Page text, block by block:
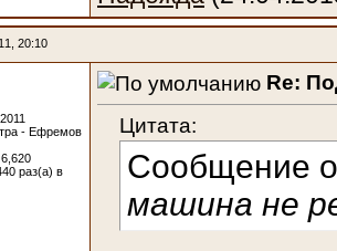
20:10
- Ефремов
раз(а) в
Re:
Цитата:
Сообщение
машина не